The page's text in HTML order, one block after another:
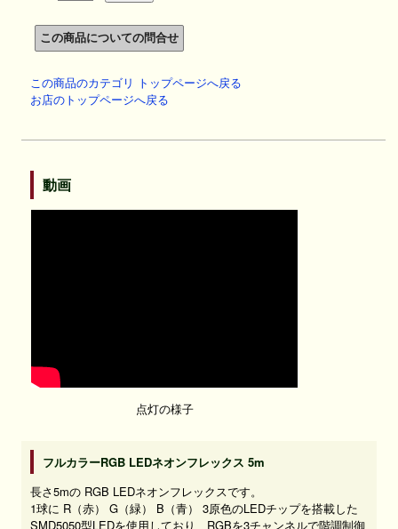
この商品のカテゴリ トップページへ戻る
お店のトップページへ戻る
動画
点灯の様子
フルカラーRGB LEDネオンフレックス 5m
長さ5mの RGB LEDネオンフレックスです。
1球に R（赤） G（緑） B（青） 3原色のLEDチップを搭載した
SMD5050型LEDを使用しており、RGBを3チャンネルで階調制御